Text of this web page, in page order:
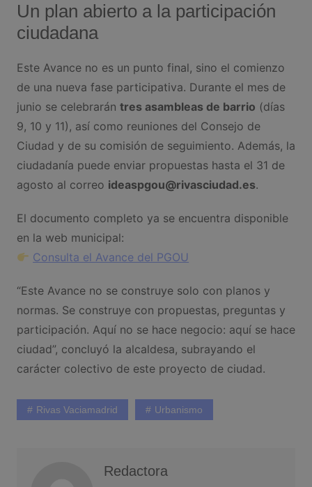
Un plan abierto a la participación
ciudadana
Este Avance no es un punto final, sino el comienzo
de una nueva fase participativa. Durante el mes de
junio se celebrarán tres asambleas de barrio (días
9, 10 y 11), así como reuniones del Consejo de
Ciudad y de su comisión de seguimiento. Además, la
ciudadanía puede enviar propuestas hasta el 31 de
agosto al correo ideaspgou@rivasciudad.es.
El documento completo ya se encuentra disponible
en la web municipal:
Consulta el Avance del PGOU
“Este Avance no se construye solo con planos y
normas. Se construye con propuestas, preguntas y
participación. Aquí no se hace negocio: aquí se hace
ciudad”, concluyó la alcaldesa, subrayando el
carácter colectivo de este proyecto de ciudad.
Rivas Vaciamadrid Urbanismo
Redactora